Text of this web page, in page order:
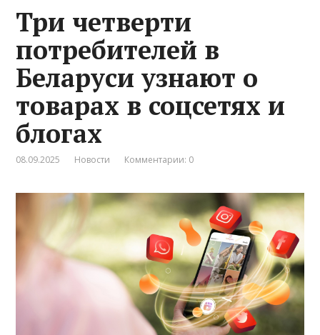
Три четверти
потребителей в
Беларуси узнают о
товарах в соцсетях и
блогах
08.09.2025 Новости Комментарии: 0